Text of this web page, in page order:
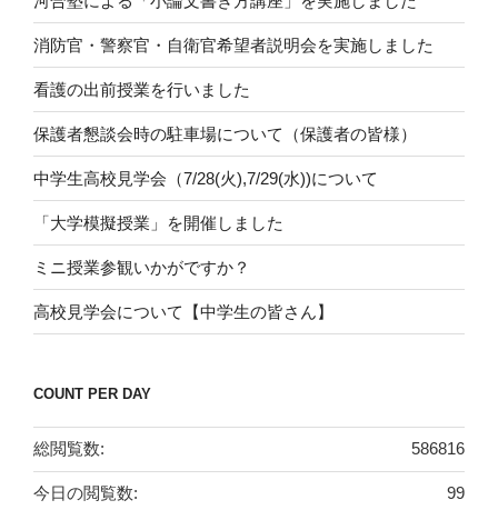
消防官・警察官・自衛官希望者説明会を実施しました
看護の出前授業を行いました
保護者懇談会時の駐車場について（保護者の皆様）
中学生高校見学会（7/28(火),7/29(水))について
「大学模擬授業」を開催しました
ミニ授業参観いかがですか？
高校見学会について【中学生の皆さん】
COUNT PER DAY
586816
総閲覧数:
99
今日の閲覧数: